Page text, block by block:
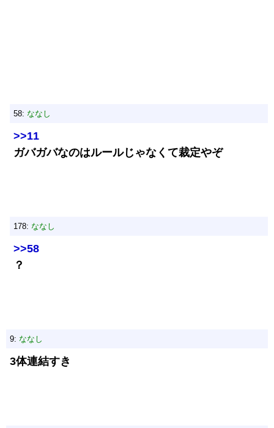
58: ななし
>>11
ガバガバなのはルールじゃなくて裁定やぞ
178: ななし
>>58
？
9: ななし
3体連結すき